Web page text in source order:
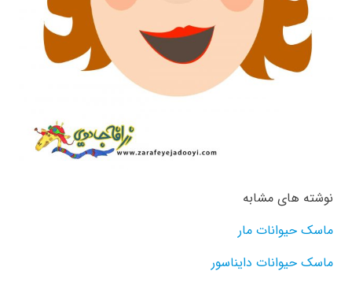
نوشته های مشابه
ماسک حیوانات مار
ماسک حیوانات دایناسور